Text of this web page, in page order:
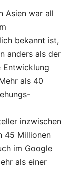
Asien war all
bekannt ist,
anders als der
Entwicklung
als 40
inzwischen
45 Millionen
im Google
als einer